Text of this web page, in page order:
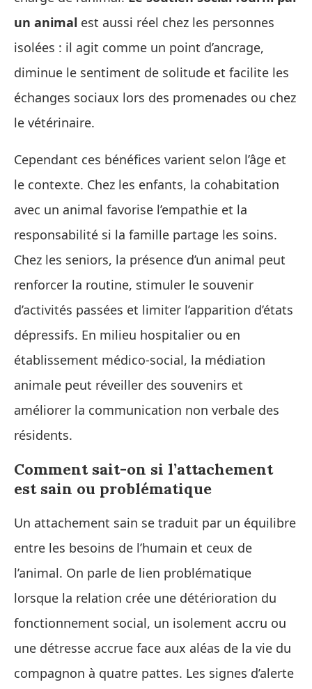
un animal est aussi réel chez les personnes
isolées : il agit comme un point d’ancrage,
diminue le sentiment de solitude et facilite les
échanges sociaux lors des promenades ou chez
le vétérinaire.
Cependant ces bénéfices varient selon l’âge et
le contexte. Chez les enfants, la cohabitation
avec un animal favorise l’empathie et la
responsabilité si la famille partage les soins.
Chez les seniors, la présence d’un animal peut
renforcer la routine, stimuler le souvenir
d’activités passées et limiter l’apparition d’états
dépressifs. En milieu hospitalier ou en
établissement médico-social, la médiation
animale peut réveiller des souvenirs et
améliorer la communication non verbale des
résidents.
Comment sait-on si l’attachement
est sain ou problématique
Un attachement sain se traduit par un équilibre
entre les besoins de l’humain et ceux de
l’animal. On parle de lien problématique
lorsque la relation crée une détérioration du
fonctionnement social, un isolement accru ou
une détresse accrue face aux aléas de la vie du
compagnon à quatre pattes. Les signes d’alerte